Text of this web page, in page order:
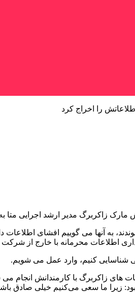
زاکربرگ مدیر ارشد اجرایی متا
به آنها می گوییم افشای
شناسایی کنیم، وارد عمل می شویم.
های زاکربرگ با کارمندانش انجام
بود: زیرا ما سعی می‌کنیم خیلی